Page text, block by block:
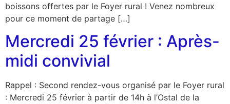
boissons offertes par le Foyer rural ! Venez nombreux
pour ce moment de partage […]
Mercredi 25 février : Après-
midi convivial
Rappel : Second rendez-vous organisé par le Foyer rural
: Mercredi 25 février à partir de 14h à l’Ostal de la